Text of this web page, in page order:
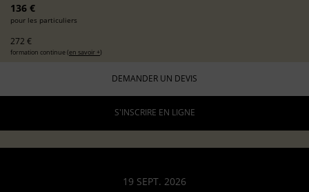
136 €
pour les particuliers
272 €
formation continue (en savoir +)
DEMANDER UN DEVIS
S'INSCRIRE EN LIGNE
19 SEPT. 2026